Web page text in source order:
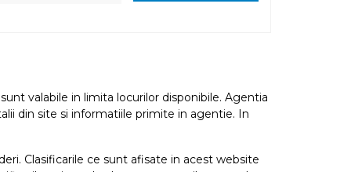
valabile in limita locurilor disponibile. Agentia
din site si informatiile primite in agentie. In
Clasificarile ce sunt afisate in acest website